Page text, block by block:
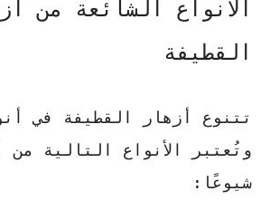
الأنواع الشائعة من
القطيفة
تتنوع أزهار القطيفة في
وتُعتبر الأنواع التالية من
شيوعًا: